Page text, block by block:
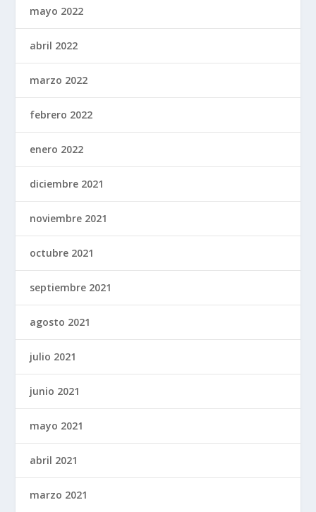
mayo 2022
abril 2022
marzo 2022
febrero 2022
enero 2022
diciembre 2021
noviembre 2021
octubre 2021
septiembre 2021
agosto 2021
julio 2021
junio 2021
mayo 2021
abril 2021
marzo 2021